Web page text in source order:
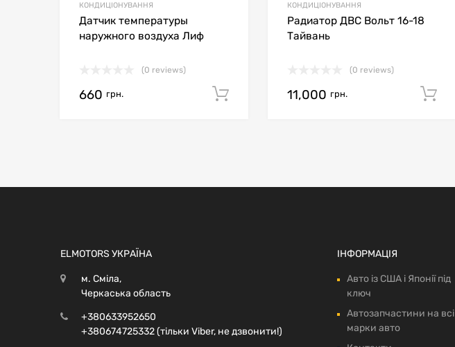
КОНДИЦІОНУВАННЯ
Датчик температуры
наружного воздуха Лиф
(0 reviews)
660 грн. Додати в кошик
КОНДИЦІОНУВАННЯ
Радиатор ДВС Вольт 16-18
Тайвань
(0 reviews)
11,000 грн.
ELMOTORS УКРАЇНА
м. Сміла,
Черкаська область
+380633952650
+380674725332 (тільки Viber, не дзвонити!)
ІНФОРМАЦІЯ
Авто із США і Японії під
ключ
Автозапчастини на всі
марки авто